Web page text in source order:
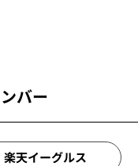
バー
楽天イーグルス